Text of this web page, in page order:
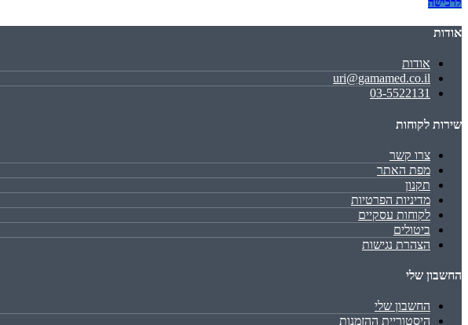
לרכישה
אודות
אודות
uri@gamamed.co.il
03-5522131
שירות לקוחות
צרו קשר
מפת האתר
תקנון
מדיניות הפרטיות
לקוחות עסקיים
ביטולים
הצהרת נגישות
החשבון שלי
החשבון שלי
היסטוריית ההזמנות